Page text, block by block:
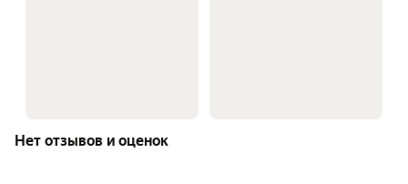
Нет отзывов и оценок